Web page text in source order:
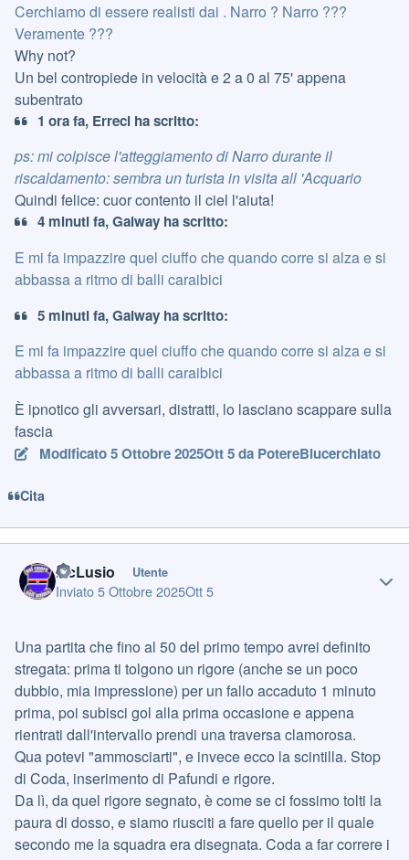
Cerchiamo di essere realisti dai . Narro ? Narro ???
Veramente ???
Why not?
Un bel contropiede in velocità e 2 a 0 al 75' appena
subentrato
1 ora fa, Erreci ha scritto:
ps: mi colpisce l'atteggiamento di Narro durante il
riscaldamento: sembra un turista in visita all 'Acquario
Quindi felice: cuor contento il ciel l'aiuta!
4 minuti fa, Galway ha scritto:
E mi fa impazzire quel ciuffo che quando corre si alza e si
abbassa a ritmo di balli caraibici
5 minuti fa, Galway ha scritto:
E mi fa impazzire quel ciuffo che quando corre si alza e si
abbassa a ritmo di balli caraibici
È ipnotico gli avversari, distratti, lo lasciano scappare sulla
fascia
Modificato5 Ottobre 2025Ott 5da PotereBlucerchiato
Cita
McLusio Utente
Inviato5 Ottobre 2025Ott 5
Una partita che fino al 50 del primo tempo avrei definito
stregata: prima ti tolgono un rigore (anche se un poco
dubbio, mia impressione) per un fallo accaduto 1 minuto
prima, poi subisci gol alla prima occasione e appena
rientrati dall'intervallo prendi una traversa clamorosa.
Qua potevi "ammosciarti", e invece ecco la scintilla. Stop
di Coda, inserimento di Pafundi e rigore.
Da lì, da quel rigore segnato, è come se ci fossimo tolti la
paura di dosso, e siamo riusciti a fare quello per il quale
secondo me la squadra era disegnata. Coda a far correre i